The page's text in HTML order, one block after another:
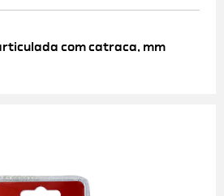
com catraca, mm